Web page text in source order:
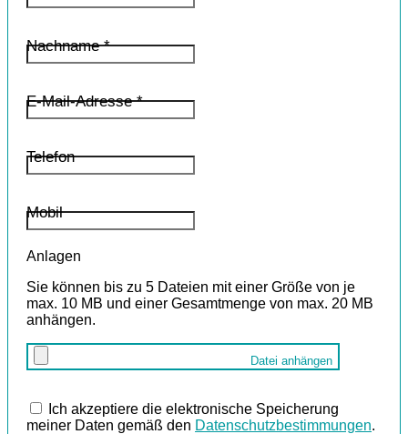
Nachname *
E-Mail-Adresse *
Telefon
Mobil
Anlagen
Sie können bis zu 5 Dateien mit einer Größe von je
max. 10 MB und einer Gesamtmenge von max. 20 MB
anhängen.
Datei anhängen
Ich akzeptiere die elektronische Speicherung
meiner Daten gemäß den Datenschutzbestimmungen.